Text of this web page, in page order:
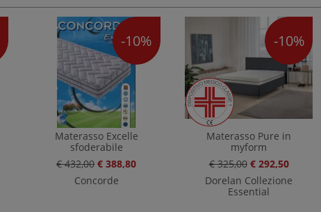
-10%
Materasso Excelle
sfoderabile
€ 432,00 € 388,80
Concorde
-10%
Materasso Pure in
myform
€ 325,00 € 292,50
Dorelan Collezione
Essential